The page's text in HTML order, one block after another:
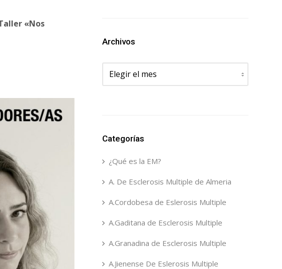
«Nos
Archivos
Archivos
Categorías
¿Qué es la EM?
A. De Esclerosis Multiple de Almeria
A.Cordobesa de Eslerosis Multiple
A.Gaditana de Esclerosis Multiple
A.Granadina de Esclerosis Multiple
A.Jienense De Eslerosis Multiple